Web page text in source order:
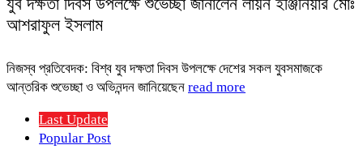
আশরাফুল ইসলাম
নিজস্ব প্রতিবেদক: বিশ্ব যুব দক্ষতা দিবস উপলক্ষে দেশের সকল যুবসমাজকে
আন্তরিক শুভেচ্ছা ও অভিনন্দন জানিয়েছেন read more
Last Update
Popular Post